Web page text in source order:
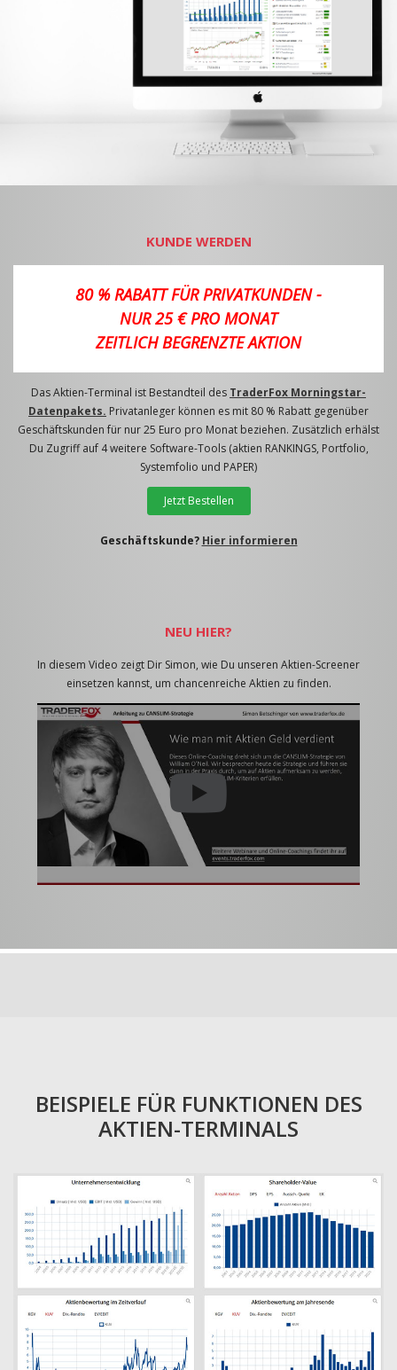
KUNDE WERDEN
80 % RABATT FÜR PRIVATKUNDEN -
NUR 25 € PRO MONAT
ZEITLICH BEGRENZTE AKTION
Das Aktien-Terminal ist Bestandteil des TraderFox Morningstar-
Datenpakets. Privatanleger können es mit 80 % Rabatt gegenüber
Geschäftskunden für nur 25 Euro pro Monat beziehen. Zusätzlich erhälst
Du Zugriff auf 4 weitere Software-Tools (aktien RANKINGS, Portfolio,
Systemfolio und PAPER)
Jetzt Bestellen
Geschäftskunde? Hier informieren
NEU HIER?
In diesem Video zeigt Dir Simon, wie Du unseren Aktien-Screener
einsetzen kannst, um chancenreiche Aktien zu finden.
BEISPIELE FÜR FUNKTIONEN DES
AKTIEN-TERMINALS